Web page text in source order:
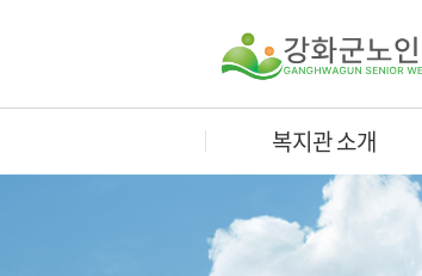
복지관 소개